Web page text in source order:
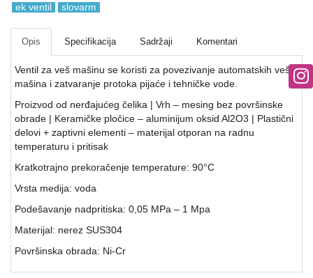
MASINE
RAZNO
KLIME,
VENTILATORI,
ASPIRATORI
PROTIVPOZARNA
SRAFOVSKA
ek ventil
slovarm
Opis Specifikacija Sadržaji Komentari
Ventil za veš mašinu se koristi za povezivanje automatskih veš
mašina i zatvaranje protoka pijaće i tehničke vode.
Proizvod od nerđajućeg čelika | Vrh – mesing bez površinske
obrade | Keramičke pločice – aluminijum oksid Al2O3 | Plastični
delovi + zaptivni elementi – materijal otporan na radnu
temperaturu i pritisak
Kratkotrajno prekoračenje temperature: 90°C
Vrsta medija: voda
Podešavanje nadpritiska: 0,05 MPa – 1 Mpa
Materijal: nerez SUS304
Površinska obrada: Ni-Cr